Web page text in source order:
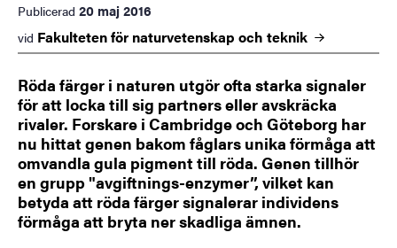
Publicerad 20 maj 2016
vid Fakulteten för naturvetenskap och teknik
Röda färger i naturen utgör ofta starka signaler
för att locka till sig partners eller avskräcka
rivaler. Forskare i Cambridge och Göteborg har
nu hittat genen bakom fåglars unika förmåga att
omvandla gula pigment till röda. Genen tillhör
en grupp "avgiftnings-enzymer”, vilket kan
betyda att röda färger signalerar individens
förmåga att bryta ner skadliga ämnen.